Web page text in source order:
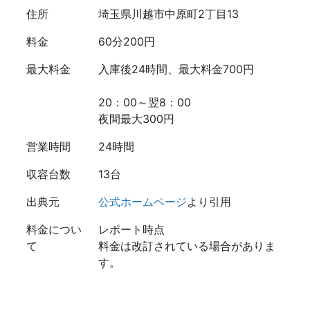
住所
埼玉県川越市中原町2丁目13
料金
60分200円
最大料金
入庫後24時間、最大料金700円
20：00～翌8：00
夜間最大300円
営業時間
24時間
収容台数
13台
出典元
公式ホームページより引用
料金につい
て
レポート時点
料金は改訂されている場合がありま
す。